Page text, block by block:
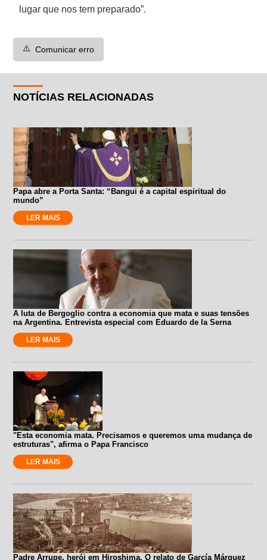
lugar que nos tem preparado”.
⚠️ Comunicar erro
NOTÍCIAS RELACIONADAS
Papa abre a Porta Santa: “Bangui é a capital espiritual do
mundo”
LER MAIS
A luta de Bergoglio contra a economia que mata e suas tensões
na Argentina. Entrevista especial com Eduardo de la Serna
LER MAIS
"Esta economia mata. Precisamos e queremos uma mudança de
estruturas", afirma o Papa Francisco
LER MAIS
Padre Arrupe, herói em Hiroshima. O relato de García Márquez